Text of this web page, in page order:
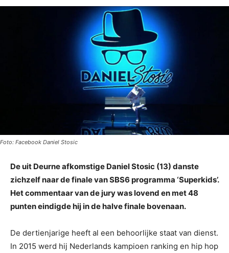
Foto: Facebook Daniel Stosic
De uit Deurne afkomstige Daniel Stosic (13) danste
zichzelf naar de finale van SBS6 programma ‘Superkids’.
Het commentaar van de jury was lovend en met 48
punten eindigde hij in de halve finale bovenaan.
De dertienjarige heeft al een behoorlijke staat van dienst.
In 2015 werd hij Nederlands kampioen ranking en hip hop